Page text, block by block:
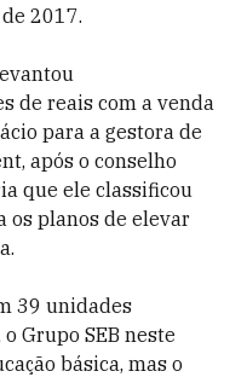
2017.
de reais com a venda
para a gestora de
após o conselho
que ele classificou
os planos de elevar
39 unidades
Grupo SEB neste
básica, mas o